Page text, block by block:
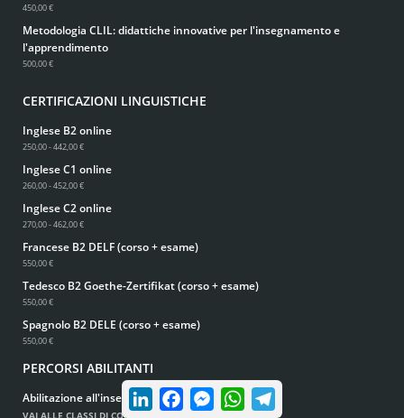
450,00 €
Metodologia CLIL: didattiche innovative per l'insegnamento e
l'apprendimento
500,00 €
CERTIFICAZIONI LINGUISTICHE
Inglese B2 online
250,00 - 442,00 €
Inglese C1 online
260,00 - 452,00 €
Inglese C2 online
270,00 - 462,00 €
Francese B2 DELF (corso + esame)
550,00 €
Tedesco B2 Goethe-Zertifikat (corso + esame)
550,00 €
Spagnolo B2 DELE (corso + esame)
550,00 €
PERCORSI ABILITANTI
Abilitazione all'insegnamento
VAI ALLE CLASSI DI CONCORSO
LinkedInFacebookMessengerWhatsApp